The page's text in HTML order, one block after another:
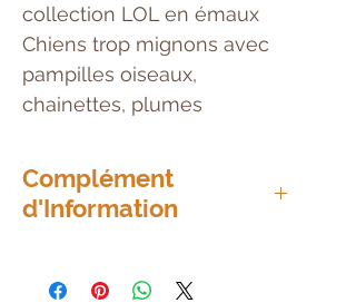
collection LOL en émaux
Chiens trop mignons avec
pampilles oiseaux,
chainettes, plumes
Complément
d'Information